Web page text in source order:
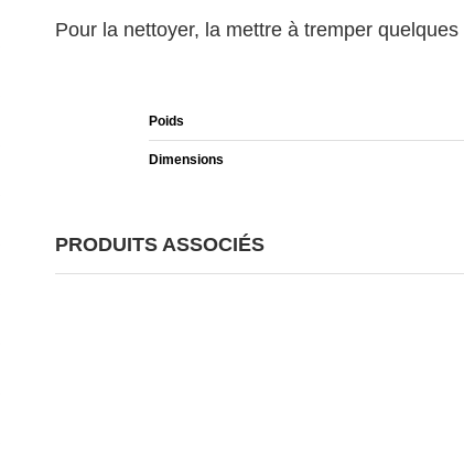
Pour la nettoyer, la mettre à tremper quelques
Poids
Dimensions
PRODUITS ASSOCIÉS